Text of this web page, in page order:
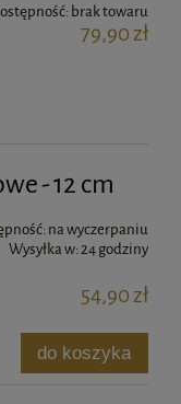
brak towaru
79,90 zł
- 12 cm
na wyczerpaniu
Wysyłka w:24 godziny
54,90 zł
do koszyka